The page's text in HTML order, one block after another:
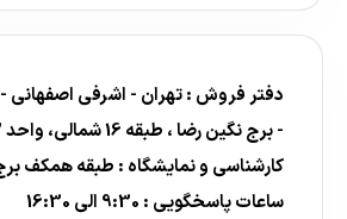
دفتر فروش : تهران - اشرفی اصفهانی -
- برج نگین رضا ، طبقه 16 شمالی، واحد 1602
کارشناسی و نمایشگاه : طبقه همکف
ساعات پاسخگویی : 9:30 الی 16:30